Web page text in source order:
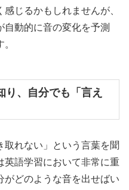
じるかもしれませんが、
動的に音の変化を予測
り、自分でも「言え
取れない」という言葉を聞
英語学習において非常に重
がどのような音を出せばい